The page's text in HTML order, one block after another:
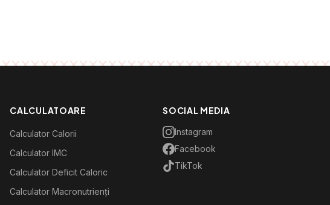
CALCULATOARE
Calculator Calorii
Calculator IMC
Calculator Deficit Caloric
Calculator Macronutrienți
SOCIAL MEDIA
Instagram
Facebook
TikTok